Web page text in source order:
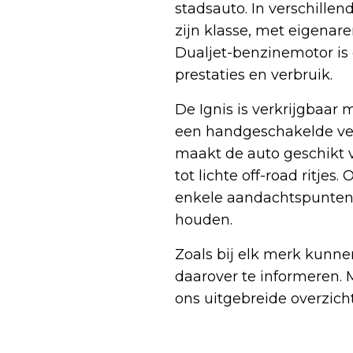
stadsauto. In
zijn klasse, met
Dualjet-benzinemotor is
prestaties en verbruik.
De Ignis is verkrijgbaar
een handgeschakelde
maakt de auto geschikt
tot lichte off-road ritjes.
enkele
houden.
Zoals bij elk merk
daarover te informeren.
ons uitgebreide